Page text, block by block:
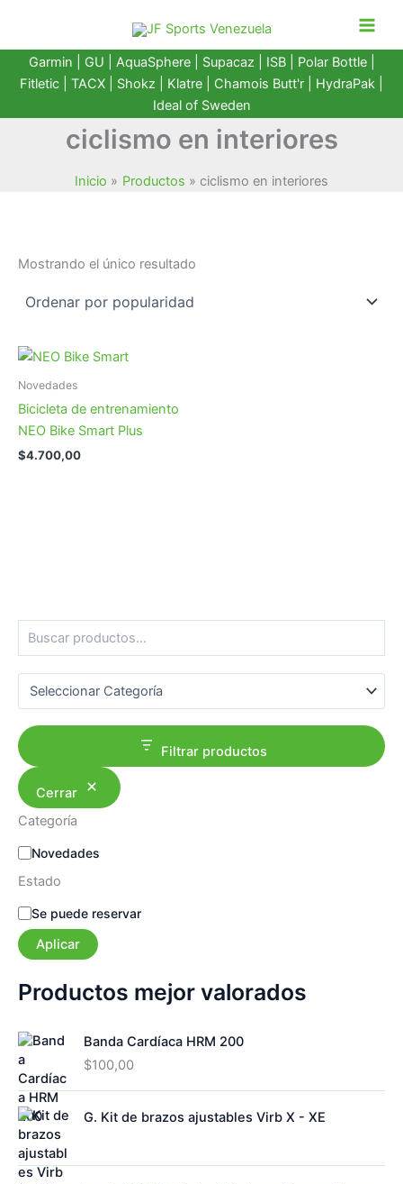
contenido
Garmin GU AquaSphere| Supacaz | ISB | Polar Bottle|
Fitletic
TACX Shokz Klatre Chamois Butt'r HydraPak
Ideal of Sweden
ciclismo en interiores
Inicio Productos ciclismo en interiores
Filtrar productos
Cerrar
Categoría
C
t
e
g
o
r
a
Novedades
Estado
E
s
t
d
o
Se puede reservar
Aplicar
Productos mejor valorados
Banda Cardíaca HRM 200
$100,00
G. Kit de brazos ajustables Virb X - XE
Mostrando el único resultado
Novedades
Bicicleta de entrenamiento
NEO Bike Smart Plus
$4.700,00